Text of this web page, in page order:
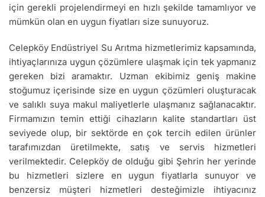
için gerekli projelendirmeyi en hızlı şekilde tamamlıyor ve
mümkün olan en uygun fiyatları size sunuyoruz.
Celepköy Endüstriyel Su Arıtma hizmetlerimiz kapsamında,
ihtiyaçlarınıza uygun çözümlere ulaşmak için tek yapmanız
gereken bizi aramaktır. Uzman ekibimiz geniş makine
stoğumuz içerisinde size en uygun çözümleri oluşturacak
ve salıklı suya makul maliyetlerle ulaşmanız sağlanacaktır.
Firmamızın temin ettiği cihazların kalite standartları üst
seviyede olup, bir sektörde en çok tercih edilen ürünler
tarafımızdan üretilmekte, satış ve servis hizmetleri
verilmektedir. Celepköy de olduğu gibi Şehrin her yerinde
bu hizmetleri sizlere en uygun fiyatlarla sunuyor ve
benzersiz müşteri hizmetleri desteğimizle ihtiyacınız